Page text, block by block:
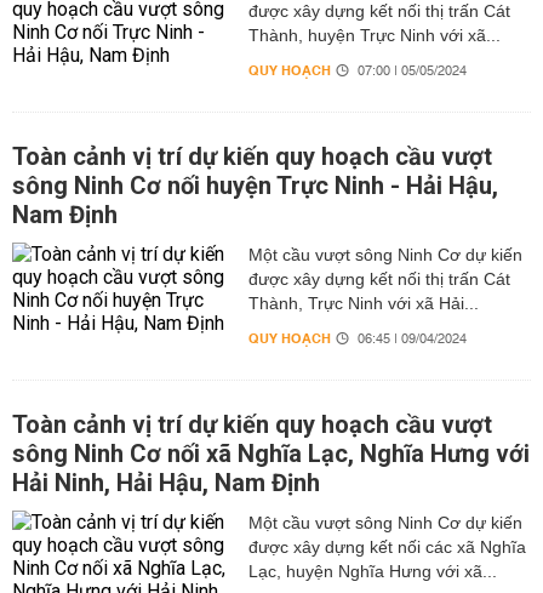
được xây dựng kết nối thị trấn Cát
Thành, huyện Trực Ninh với xã...
QUY HOẠCH 07:00 | 05/05/2024
Toàn cảnh vị trí dự kiến quy hoạch cầu vượt
sông Ninh Cơ nối huyện Trực Ninh - Hải Hậu,
Nam Định
Một cầu vượt sông Ninh Cơ dự kiến
được xây dựng kết nối thị trấn Cát
Thành, Trực Ninh với xã Hải...
QUY HOẠCH 06:45 | 09/04/2024
Toàn cảnh vị trí dự kiến quy hoạch cầu vượt
sông Ninh Cơ nối xã Nghĩa Lạc, Nghĩa Hưng với
Hải Ninh, Hải Hậu, Nam Định
Một cầu vượt sông Ninh Cơ dự kiến
được xây dựng kết nối các xã Nghĩa
Lạc, huyện Nghĩa Hưng với xã...